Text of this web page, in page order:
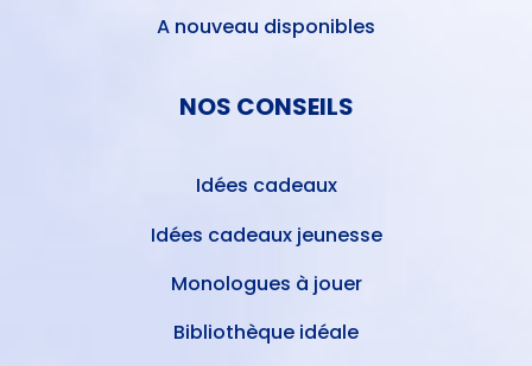
A nouveau disponibles
NOS CONSEILS
Idées cadeaux
Idées cadeaux jeunesse
Monologues à jouer
Bibliothèque idéale